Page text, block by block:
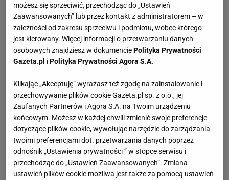
możesz się sprzeciwić, przechodząc do „Ustawień
Zaawansowanych” lub przez kontakt z administratorem – w
zależności od zakresu sprzeciwu i podmiotu, wobec którego
jest kierowany. Więcej informacji o przetwarzaniu danych
osobowych znajdziesz w dokumenciePolityka Prywatności
Gazeta.pl iPolityka Prywatności Agora S.A.
Klikając „Akceptuję” wyrażasz też zgodę na zainstalowanie i
przechowywanie plików cookie Gazeta.pl sp. z o.o., jej
Zaufanych Partnerów i Agora S.A. na Twoim urządzeniu
końcowym. Możesz w każdej chwili zmienić swoje preferencje
dotyczące plików cookie, wywołując narzędzie do zarządzania
twoimi preferencjami dot. przetwarzania danych poprzez
odnośnik „Ustawienia prywatności ” w stopce serwisu i
przechodząc do „Ustawień Zaawansowanych”. Zmiana
ustawień plików cookie możliwa jest także za pomocą ustawień